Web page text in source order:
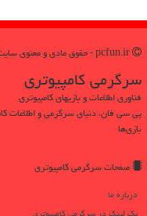
سرگرمی كامپیوتری
فناوری اطلاعات و بازیهای کامپیوتری
پی سی فان، دنیای سرگرمی و اطلاعات
بازی‌ها
صفحات سرگرمی كامپیوتری
درباره ما